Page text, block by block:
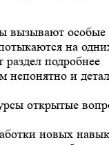
вызывают особые
на
раздел подробнее
непонятно и
открытые
новых